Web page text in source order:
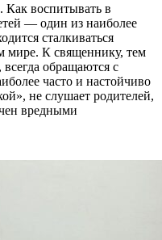
Как воспитывать в
— один из наиболее
сталкиваться
мире. К священнику, тем
обращаются с
часто и настойчиво
не слушает родителей,
вредными